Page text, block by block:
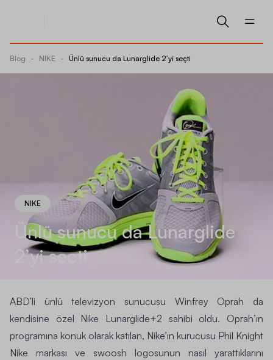
Blog - NIKE - Ünlü sunucu da Lunarglide 2’yi seçti
NIKE
Ünlü sunucu da Lunarglide
2’yi seçti
ABD’li ünlü televizyon sunucusu Winfrey Oprah da
kendisine özel Nike Lunarglide+2 sahibi oldu. Oprah’ın
programına konuk olarak katılan, Nike’ın kurucusu Phil Knight
Nike markası ve swoosh logosunun nasıl yarattıklarını